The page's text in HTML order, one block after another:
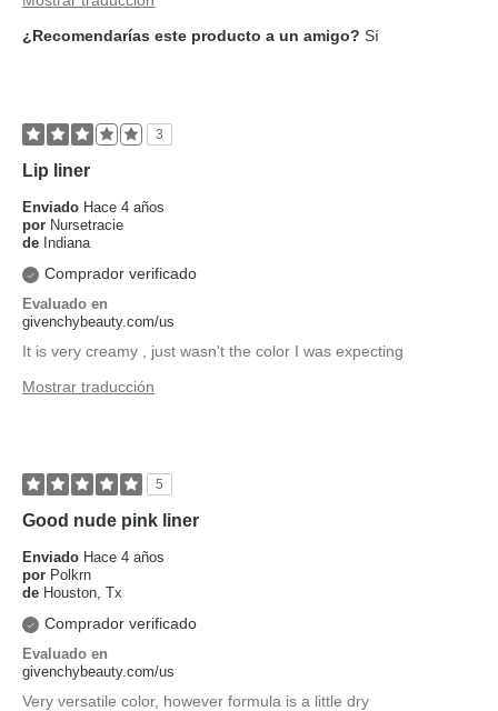
¿Recomendarías este producto a un amigo? Sí
3
Lip liner
Enviado Hace 4 años
por Nursetracie
de Indiana
Comprador verificado
Evaluado en
givenchybeauty.com/us
It is very creamy , just wasn't the color I was expecting
Mostrar traducción
5
Good nude pink liner
Enviado Hace 4 años
por Polkrn
de Houston, Tx
Comprador verificado
Evaluado en
givenchybeauty.com/us
Very versatile color, however formula is a little dry